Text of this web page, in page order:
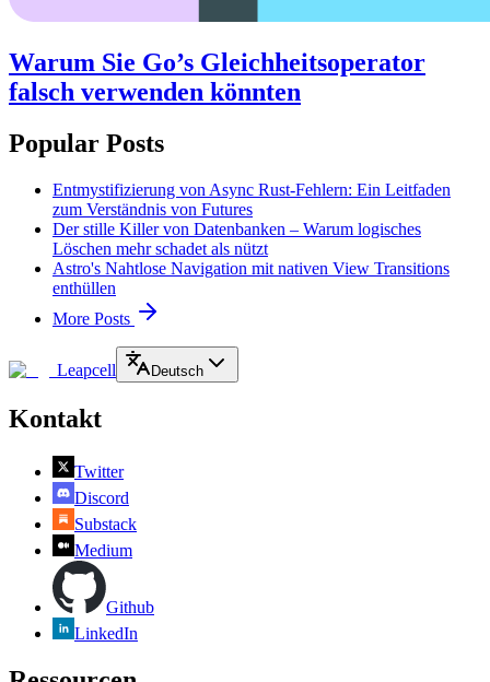
Warum Sie Go’s Gleichheitsoperator
falsch verwenden könnten
Popular Posts
Entmystifizierung von Async Rust-Fehlern: Ein Leitfaden
zum Verständnis von Futures
Der stille Killer von Datenbanken – Warum logisches
Löschen mehr schadet als nützt
Astro's Nahtlose Navigation mit nativen View Transitions
enthüllen
More Posts
Leapcell Deutsch
Kontakt
Twitter
Discord
Substack
Medium
Github
LinkedIn